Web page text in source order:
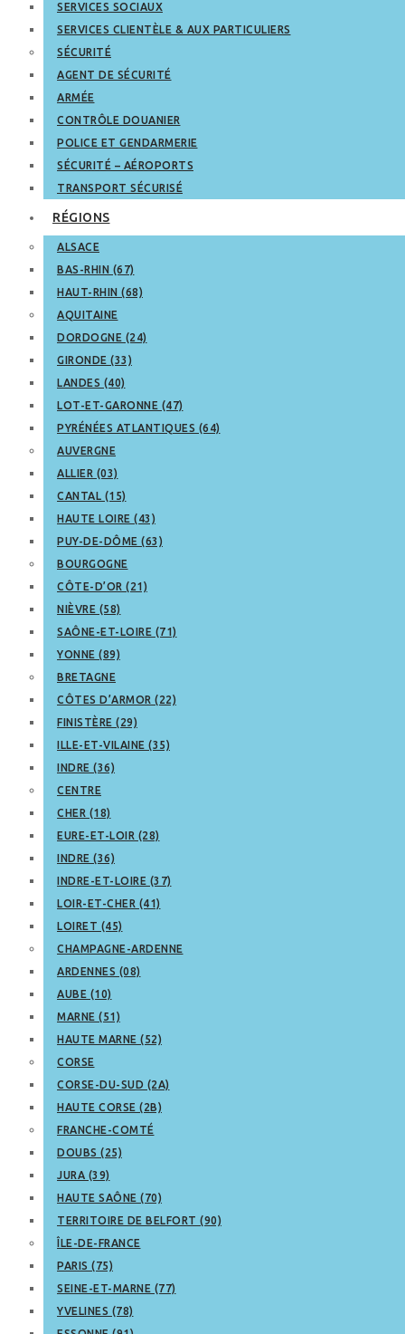
SERVICES SOCIAUX
SERVICES CLIENTÈLE & AUX PARTICULIERS
SÉCURITÉ
AGENT DE SÉCURITÉ
ARMÉE
CONTRÔLE DOUANIER
POLICE ET GENDARMERIE
SÉCURITÉ – AÉROPORTS
TRANSPORT SÉCURISÉ
RÉGIONS
ALSACE
BAS-RHIN (67)
HAUT-RHIN (68)
AQUITAINE
DORDOGNE (24)
GIRONDE (33)
LANDES (40)
LOT-ET-GARONNE (47)
PYRÉNÉES ATLANTIQUES (64)
AUVERGNE
ALLIER (03)
CANTAL (15)
HAUTE LOIRE (43)
PUY-DE-DÔME (63)
BOURGOGNE
CÔTE-D’OR (21)
NIÈVRE (58)
SAÔNE-ET-LOIRE (71)
YONNE (89)
BRETAGNE
CÔTES D’ARMOR (22)
FINISTÈRE (29)
ILLE-ET-VILAINE (35)
INDRE (36)
CENTRE
CHER (18)
EURE-ET-LOIR (28)
INDRE (36)
INDRE-ET-LOIRE (37)
LOIR-ET-CHER (41)
LOIRET (45)
CHAMPAGNE-ARDENNE
ARDENNES (08)
AUBE (10)
MARNE (51)
HAUTE MARNE (52)
CORSE
CORSE-DU-SUD (2A)
HAUTE CORSE (2B)
FRANCHE-COMTÉ
DOUBS (25)
JURA (39)
HAUTE SAÔNE (70)
TERRITOIRE DE BELFORT (90)
ÎLE-DE-FRANCE
PARIS (75)
SEINE-ET-MARNE (77)
YVELINES (78)